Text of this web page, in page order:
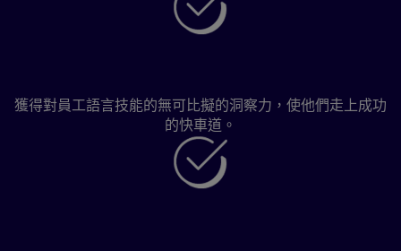
獲得對員工語言技能的無可比擬的洞察力，使他們走上成功
的快車道。